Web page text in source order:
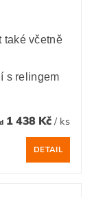
také včetně
s relingem
1 438 Kč / ks
DETAIL